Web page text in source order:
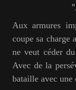
"
Aux armures
coupe sa charge
ne veut céder
Avec de la
bataille avec une